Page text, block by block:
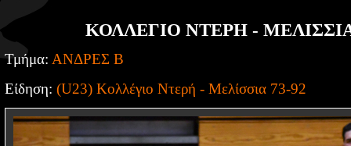
ΚΟΛΛΕΓΙΟ ΝΤΕΡΗ - ΜΕΛΙΣΣΙΑ
Τμήμα: ΑΝΔΡΕΣ Β
Είδηση: (U23) Κολλέγιο Ντερή - Μελίσσια 73-92